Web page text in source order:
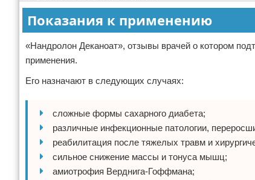
Показания к применению
«Нандролон Деканоат», отзывы врачей о котором
применения.
Его назначают в следующих случаях:
сложные формы сахарного диабета;
различные инфекционные патологии,
реабилитация после тяжелых травм и
сильное снижение массы и тонуса мышц;
амиотрофия Верднига-Гоффмана;